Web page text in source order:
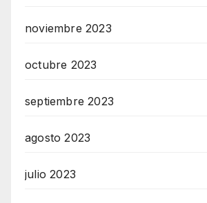
noviembre 2023
octubre 2023
septiembre 2023
agosto 2023
julio 2023